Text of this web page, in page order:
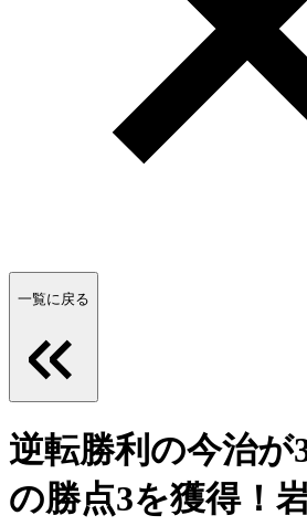
一覧に戻る
逆転勝利の今治が
の勝点3を獲得！